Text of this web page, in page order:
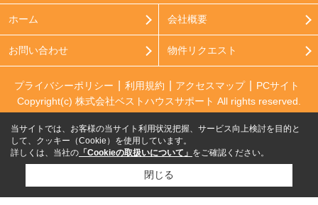
ホーム 会社概要
お問い合わせ 物件リクエスト
プライバシーポリシー 利用規約 アクセスマップ
PCサイト
Copyright(c) 株式会社ベストハウスサポート All rights reserved.
当サイトでは、お客様の当サイト利用状況把握、サービス向上検討を目的と
して、クッキー（Cookie）を使用しています。
詳しくは、当社の 「Cookieの取扱いについて」 をご確認ください。
閉じる